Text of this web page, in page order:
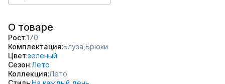
О товаре
Рост 170
Комплектация Блуза, Брюки
Цвет зеленый
Сезон Лето
Коллекция Лето